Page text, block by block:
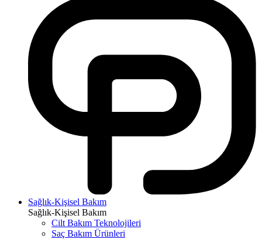
Sağlık-Kişisel Bakım
Sağlık-Kişisel Bakım
Cilt Bakım Teknolojileri
Saç Bakım Ürünleri